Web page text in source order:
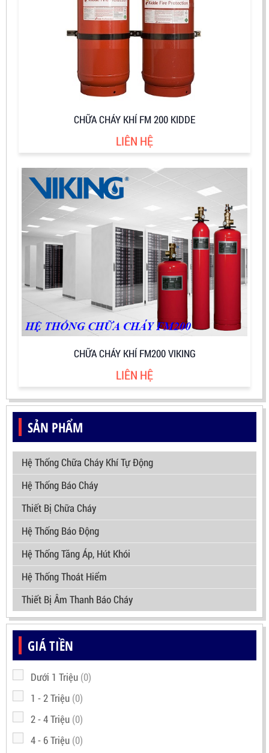
SẢN PHẨM
Hệ Thống Chữa Cháy Khí Tự Động
Hệ Thống Báo Cháy
Thiết Bị Chữa Cháy
Hệ Thống Báo Động
Hệ Thống Tăng Áp, Hút Khói
Hệ Thống Thoát Hiểm
Thiết Bị Âm Thanh Báo Cháy
GIÁ TIỀN
Dưới 1 Triệu (0)
1 - 2 Triệu (0)
2 - 4 Triệu (0)
4 - 6 Triệu (0)
CHỮA CHÁY KHÍ FM 200 KIDDE
LIÊN HỆ
CHỮA CHÁY KHÍ FM200 VIKING
LIÊN HỆ